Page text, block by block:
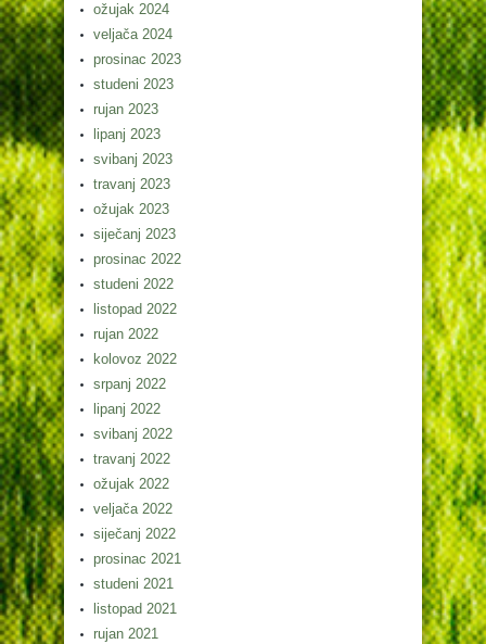
ožujak 2024
veljača 2024
prosinac 2023
studeni 2023
rujan 2023
lipanj 2023
svibanj 2023
travanj 2023
ožujak 2023
siječanj 2023
prosinac 2022
studeni 2022
listopad 2022
rujan 2022
kolovoz 2022
srpanj 2022
lipanj 2022
svibanj 2022
travanj 2022
ožujak 2022
veljača 2022
siječanj 2022
prosinac 2021
studeni 2021
listopad 2021
rujan 2021